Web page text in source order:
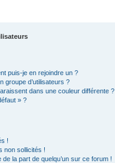
puis-je en rejoindre un ?
groupe d’utilisateurs ?
dans une couleur différente ?
» ?
!
non sollicités !
la part de quelqu’un sur ce forum !